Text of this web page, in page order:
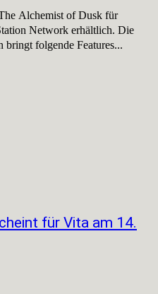
Alchemist of Dusk für
Network erhältlich. Die
bringt folgende Features...
für Vita am 14.